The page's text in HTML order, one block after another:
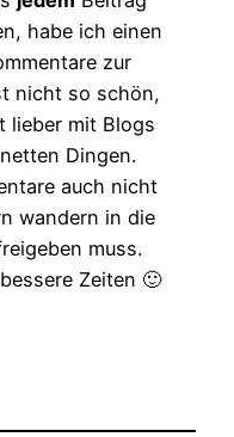
habe ich einen
zur
nicht so schön,
lieber mit Blogs
Dingen.
auch nicht
wandern in die
muss.
Zeiten 🙂